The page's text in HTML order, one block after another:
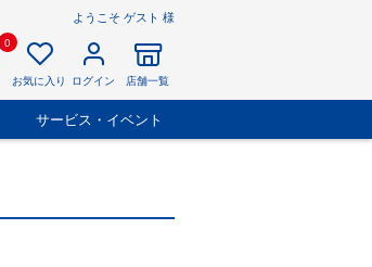
ようこそ ゲスト 様
0
お気に入り ログイン 店舗一覧
サービス・イベント